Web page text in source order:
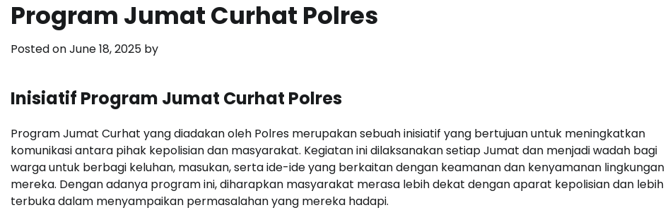
Program Jumat Curhat Polres
Posted onJune 18, 2025 by
Inisiatif Program Jumat Curhat Polres
Program Jumat Curhat yang diadakan oleh Polres merupakan sebuah inisiatif yang bertujuan untuk meningkatkan
komunikasi antara pihak kepolisian dan masyarakat. Kegiatan ini dilaksanakan setiap Jumat dan menjadi wadah bagi
warga untuk berbagi keluhan, masukan, serta ide-ide yang berkaitan dengan keamanan dan kenyamanan lingkungan
mereka. Dengan adanya program ini, diharapkan masyarakat merasa lebih dekat dengan aparat kepolisian dan lebih
terbuka dalam menyampaikan permasalahan yang mereka hadapi.